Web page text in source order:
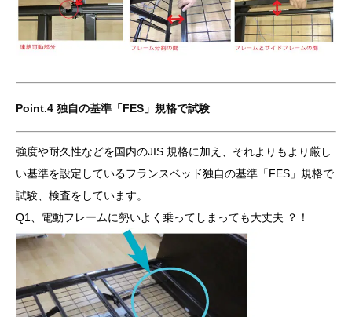
Point.4 独自の基準「FES」規格で試験
強度や耐久性などを国内のJIS 規格に加え、それよりもより厳し
い基準を設定しているフランスベッド独自の基準「FES」規格で
試験、検査をしています。
Q1、電動フレームに勢いよく乗ってしまっても大丈夫 ？！